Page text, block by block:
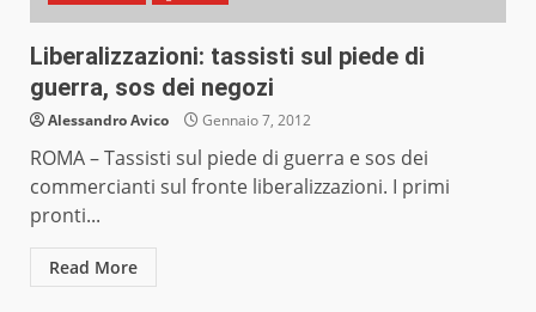
Liberalizzazioni: tassisti sul piede di
guerra, sos dei negozi
Alessandro Avico Gennaio 7, 2012
ROMA – Tassisti sul piede di guerra e sos dei
commercianti sul fronte liberalizzazioni. I primi
pronti...
Read More